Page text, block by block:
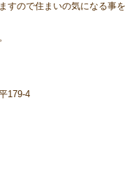
すので住まいの気になる事を
179-4